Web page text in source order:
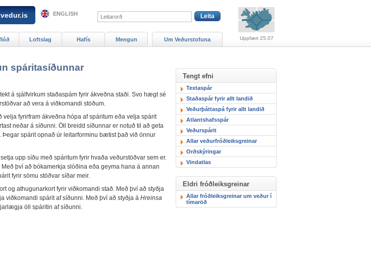
spáritasíðunnar
á sjálfvirkum staðaspám fyrir ákveðna staði. Svo hægt sé
að vera á viðkomandi stöðum.
fyrirfram ákveðna hópa af spáritum eða velja spárit
neðar á síðunni. Öll breidd síðunnar er notuð til að geta
Þegar spárit opnað úr leitarforminu bætist það við önnur
upp síðu með spáritum fyrir hvaða veðurstöðvar sem er.
því að bókamerkja slóðina eða geyma hana á annan
fyrir sömu stöðvar síðar meir.
og athugunarkort fyrir viðkomandi stað. Með því að styðja
viðkomandi spárit af síðunni. Með því að styðja á Hreinsa
öll spáritin af síðunni.
Tengt efni
Textaspár
Staðaspár fyrir allt landið
Veðurþáttaspá fyrir allt landið
Atlantshafsspár
Veðurspárit
Allar veðurfróðleiksgreinar
Orðskýringar
Vindatlas
Eldri fróðleiksgreinar
Allar fróðleiksgreinar um veður í
tímaröð
Loftslag Hafís Mengun Um Veðurstofuna Uppfært 25.07
ENGLISH